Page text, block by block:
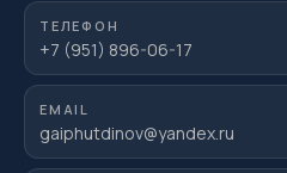
ТЕЛЕФОН
+7 (951) 896-06-17
EMAIL
gaiphutdinov@yandex.ru